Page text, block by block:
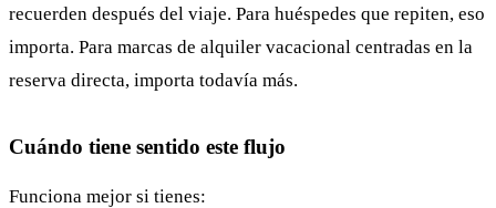
recuerden después del viaje. Para huéspedes que repiten, eso
importa. Para marcas de alquiler vacacional centradas en la
reserva directa, importa todavía más.
Cuándo tiene sentido este flujo
Funciona mejor si tienes: